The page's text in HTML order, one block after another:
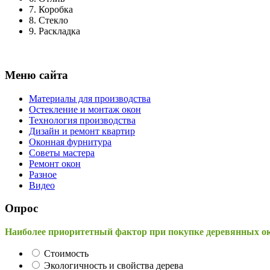
7. Коробка
8. Стекло
9. Раскладка
Меню сайта
Материалы для производства
Остекление и монтаж окон
Технология производства
Дизайн и ремонт квартир
Оконная фурнитура
Советы мастера
Ремонт окон
Разное
Видео
Опрос
Наиболее приоритетный фактор при покупке деревянных
Стоимость
Экологичность и свойства дерева